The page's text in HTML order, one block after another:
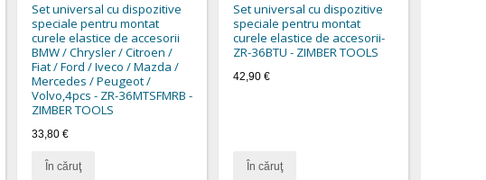
Set universal cu dispozitive
speciale pentru montat
curele elastice de accesorii
BMW / Chrysler / Citroen /
Fiat / Ford / Iveco / Mazda /
Mercedes / Peugeot /
Volvo,4pcs - ZR-36MTSFMRB -
ZIMBER TOOLS
33,80 €
În căruţ
Set universal cu dispozitive
speciale pentru montat
curele elastice de accesorii-
ZR-36BTU - ZIMBER TOOLS
42,90 €
În căruţ